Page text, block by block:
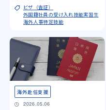
ビザ（査証）
外国籍社員の受け入れ技能実習生
海外人事特定技能
海外赴任支援
2026.05.06